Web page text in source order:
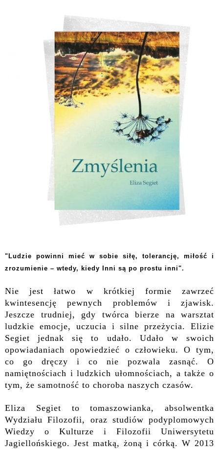
"Ludzie powinni mieć w sobie siłę, tolerancję, miłość i
zrozumienie – wtedy, kiedy Inni są po prostu inni".
Nie jest łatwo w krótkiej formie zawrzeć
kwintesencję pewnych problemów i zjawisk.
Jeszcze trudniej, gdy twórca bierze na warsztat
ludzkie emocje, uczucia i silne przeżycia. Elizie
Segiet jednak się to udało. Udało w swoich
opowiadaniach opowiedzieć o człowieku. O tym,
co go dręczy i co nie pozwala zasnąć. O
namiętnościach i ludzkich ułomnościach, a także o
tym, że samotność to choroba naszych czasów.
Eliza Segiet to tomaszowianka, absolwentka
Wydziału Filozofii, oraz studiów podyplomowych
Wiedzy o Kulturze i Filozofii Uniwersytetu
Jagiellońskiego. Jest matką, żoną i córką. W 2013